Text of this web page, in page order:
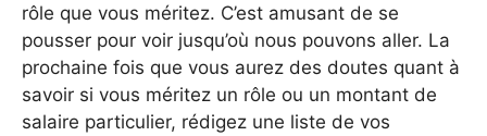
rôle que vous méritez. C’est amusant de se
pousser pour voir jusqu’où nous pouvons aller. La
prochaine fois que vous aurez des doutes quant à
savoir si vous méritez un rôle ou un montant de
salaire particulier, rédigez une liste de vos